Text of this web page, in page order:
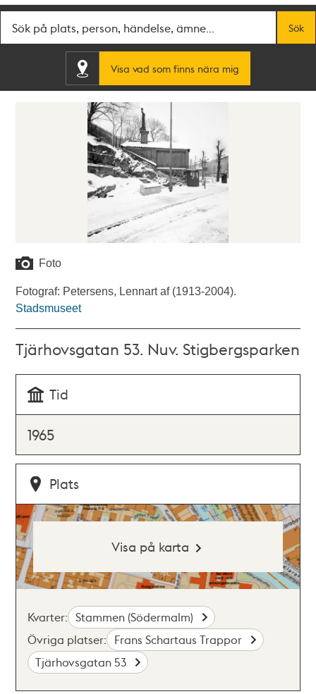
Sök
Visa vad som finns nära mig
Foto
Fotograf: Petersens, Lennart af (1913-2004).
Stadsmuseet
Tjärhovsgatan 53. Nuv. Stigbergsparken
Tid
1965
Plats
Visa på karta
Kvarter: Stammen (Södermalm)
Övriga platser: Frans Schartaus Trappor
Tjärhovsgatan 53